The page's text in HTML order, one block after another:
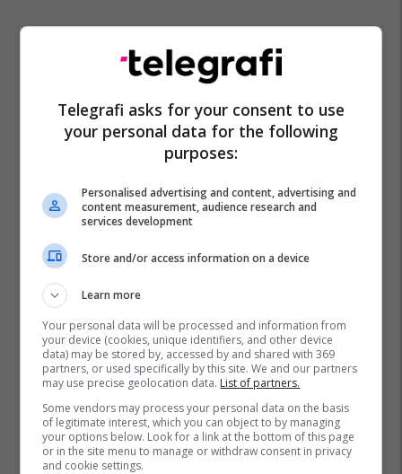
Kirurgu Video
Telegrafi asks for your consent to use
your personal data for the following
purposes:
Personalised advertising and content, advertising and
content measurement, audience research and
services development
Store and/or access information on a device
Learn more
Your personal data will be processed and information from
your device (cookies, unique identifiers, and other device
data) may be stored by, accessed by and shared with 369
partners, or used specifically by this site. We and our partners
may use precise geolocation data. List of partners.
Some vendors may process your personal data on the basis
of legitimate interest, which you can object to by managing
your options below. Look for a link at the bottom of this page
or in the site menu to manage or withdraw consent in privacy
and cookie settings.